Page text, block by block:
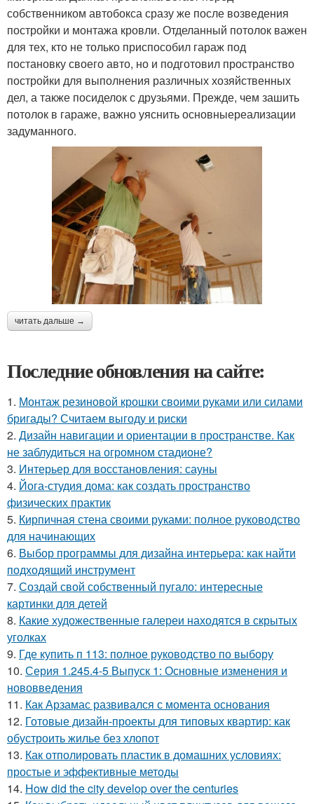
собственником автобокса сразу же после возведения
постройки и монтажа кровли. Отделанный потолок важен
для тех, кто не только приспособил гараж под
постановку своего авто, но и подготовил пространство
постройки для выполнения различных хозяйственных
дел, а также посиделок с друзьями. Прежде, чем зашить
потолок в гараже, важно уяснить основныереализации
задуманного.
читать дальше →
Последние обновления на сайте:
1. Монтаж резиновой крошки своими руками или силами
бригады? Считаем выгоду и риски
2. Дизайн навигации и ориентации в пространстве. Как
не заблудиться на огромном стадионе?
3. Интерьер для восстановления: сауны
4. Йога-студия дома: как создать пространство
физических практик
5. Кирпичная стена своими руками: полное руководство
для начинающих
6. Выбор программы для дизайна интерьера: как найти
подходящий инструмент
7. Создай свой собственный пугало: интересные
картинки для детей
8. Какие художественные галереи находятся в скрытых
уголках
9. Где купить п 113: полное руководство по выбору
10. Серия 1.245.4-5 Выпуск 1: Основные изменения и
нововведения
11. Как Арзамас развивался с момента основания
12. Готовые дизайн-проекты для типовых квартир: как
обустроить жилье без хлопот
13. Как отполировать пластик в домашних условиях:
простые и эффективные методы
14. How did the city develop over the centuries